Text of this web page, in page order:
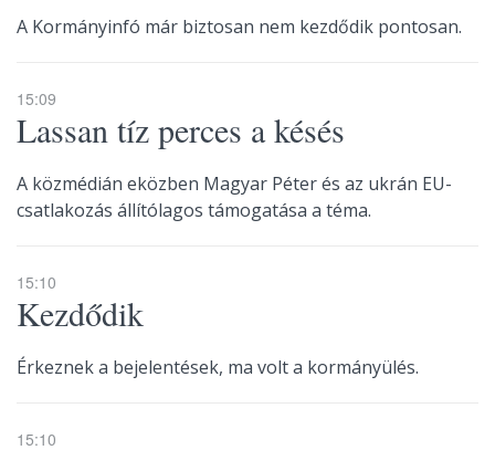
A Kormányinfó már biztosan nem kezdődik pontosan.
15:09
Lassan tíz perces a késés
A közmédián eközben Magyar Péter és az ukrán EU-
csatlakozás állítólagos támogatása a téma.
15:10
Kezdődik
Érkeznek a bejelentések, ma volt a kormányülés.
15:10